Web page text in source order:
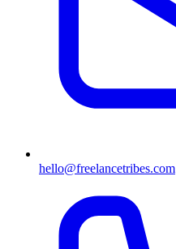
hello@freelancetribes.com